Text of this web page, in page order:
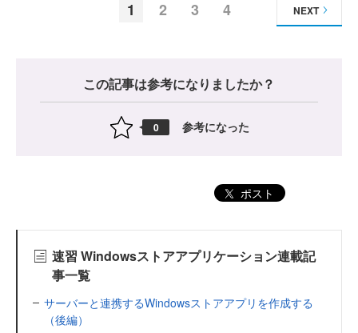
1 2 3 4 NEXT
この記事は参考になりましたか？
0 参考になった
ポスト
速習 Windowsストアアプリケーション連載記
事一覧
サーバーと連携するWindowsストアアプリを作成する
（後編）